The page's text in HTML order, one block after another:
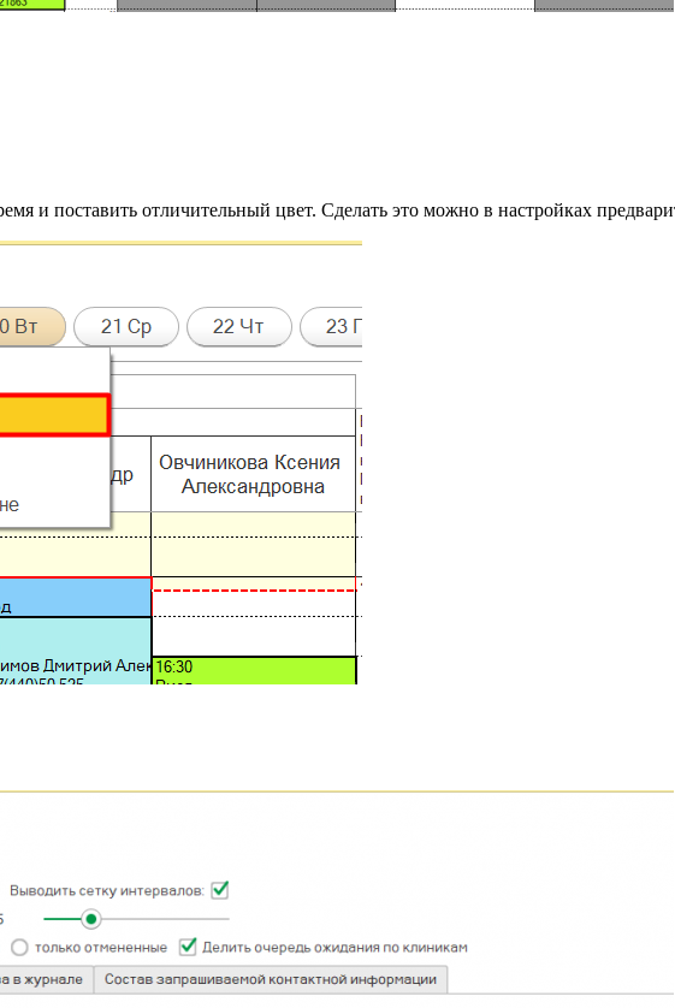
и поставить отличительный цвет. Сделать это можно в настройках